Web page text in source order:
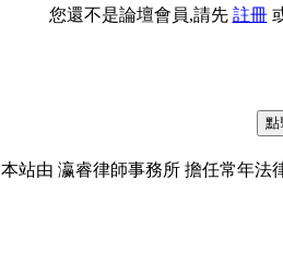
您還不是論壇會員,請先 註冊
本站由 瀛睿律師事務所 擔任常年法